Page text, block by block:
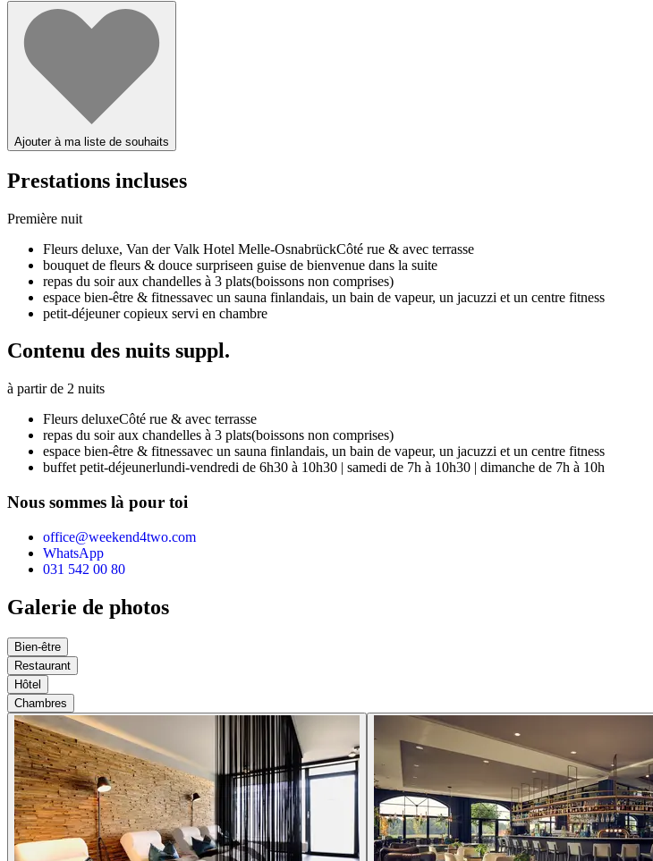
Ajouter à ma liste de souhaits
Prestations incluses
Première nuit
Fleurs deluxe, Van der Valk Hotel Melle-OsnabrückCôté rue & avec terrasse
bouquet de fleurs & douce surpriseen guise de bienvenue dans la suite
repas du soir aux chandelles à 3 plats(boissons non comprises)
espace bien-être & fitnessavec un sauna finlandais, un bain de vapeur, un jacuzzi et un centre fitness
petit-déjeuner copieux servi en chambre
Contenu des nuits suppl.
à partir de 2 nuits
Fleurs deluxeCôté rue & avec terrasse
repas du soir aux chandelles à 3 plats(boissons non comprises)
espace bien-être & fitnessavec un sauna finlandais, un bain de vapeur, un jacuzzi et un centre fitness
buffet petit-déjeunerlundi-vendredi de 6h30 à 10h30 | samedi de 7h à 10h30 | dimanche de 7h à 10h
Nous sommes là pour toi
office@weekend4two.com
WhatsApp
031 542 00 80
Galerie de photos
Bien-être
Restaurant
Hôtel
Chambres